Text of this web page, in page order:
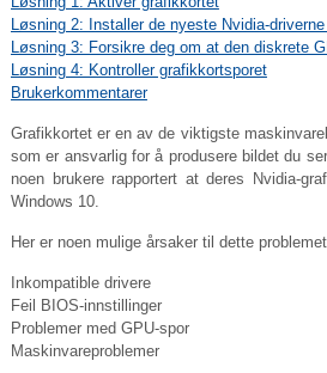
Løsning 2: Installer de nyeste Nvidia-
Løsning 3: Forsikre deg om at den diskrete
Løsning 4: Kontroller grafikkortsporet
Brukerkommentarer
Grafikkortet er en av de viktigste
som er ansvarlig for å produsere bildet du
noen brukere rapportert at deres Nvidia-
Windows 10.
Her er noen mulige årsaker til dette
Inkompatible drivere
Feil BIOS-innstillinger
Problemer med GPU-spor
Maskinvareproblemer